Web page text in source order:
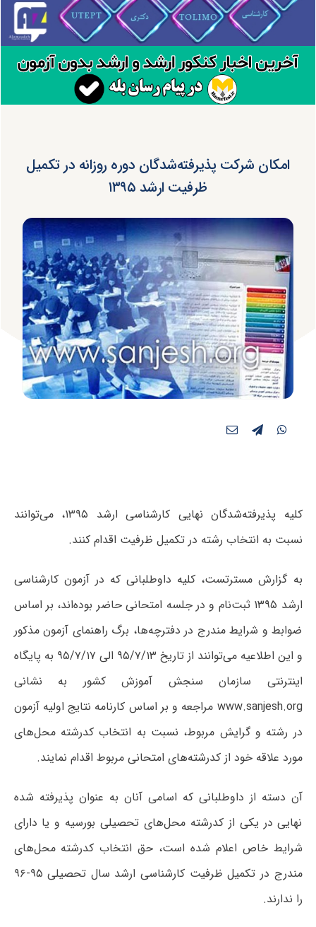
امکان شرکت پذیرفته‌شدگان دوره روزانه در تکمیل
ظرفیت ارشد ۱۳۹۵
کلیه پذیرفته‌شدگان نهایی کارشناسی ارشد ۱۳۹۵، می‌توانند
نسبت به انتخاب رشته در تکمیل ظرفیت اقدام کنند.
به گزارش مسترتست، کلیه داوطلبانی که در آزمون کارشناسی
ارشد ۱۳۹۵ ثبت‌نام و در جلسه امتحانی حاضر بوده‌اند، بر اساس
ضوابط و شرایط مندرج در دفترچه‌ها، برگ راهنمای آزمون مذکور
و این اطلاعیه می‌توانند از تاریخ ۹۵/۷/۱۳ الی ۹۵/۷/۱۷ به پایگاه
اینترنتی سازمان سنجش آموزش کشور به نشانی
www.sanjesh.org مراجعه و بر اساس کارنامه نتایج اولیه آزمون
در رشته و گرایش مربوط، نسبت به انتخاب کدرشته محل‌های
مورد علاقه خود از کدرشته‌های امتحانی مربوط اقدام نمایند.
آن‌ دسته‌ از داوطلبانی‌ که‌ اسامی‌ آنان‌ به‌ عنوان‌ پذیرفته‌ شده‌
نهایی‌ در یکی‌ از کدرشته‌ محل‌های‌ تحصیلی‌ بورسیه‌ و یا دارای‌
شرایط خاص‌ اعلام‌ شده ‌است، حق‌ انتخاب کدرشته محل‌های
مندرج در تکمیل ظرفیت کارشناسی ارشد سال تحصیلی ۹۵-۹۶
را ندارند.